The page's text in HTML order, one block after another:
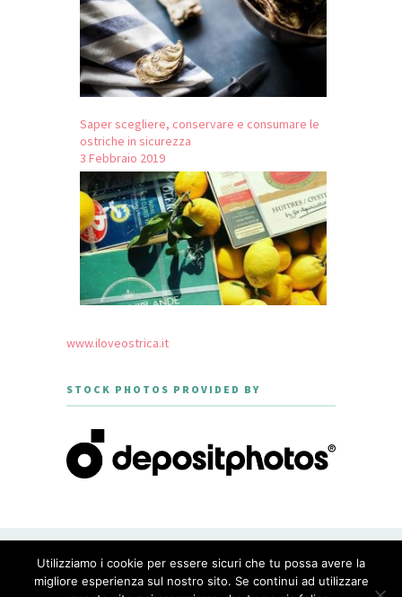
Saper scegliere, conservare e consumare le
ostriche in sicurezza
3 Febbraio 2019
www.iloveostrica.it
STOCK PHOTOS PROVIDED BY
GOURMET - THEME DESIGNED BY
MERIDIANTHEMES
Utilizziamo i cookie per essere sicuri che tu possa avere la
migliore esperienza sul nostro sito. Se continui ad utilizzare